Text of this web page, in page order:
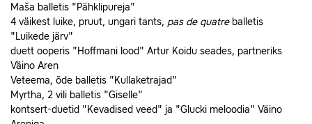
Maša balletis "Pähklipureja"
4 väikest luike, pruut, ungari tants, pas de quatre balletis
"Luikede järv"
duett ooperis "Hoffmani lood" Artur Koidu seades, partneriks
Väino Aren
Veteema, õde balletis "Kullaketrajad"
Myrtha, 2 vili balletis "Giselle"
kontsert-duetid "Kevadised veed" ja "Glucki meloodia" Väino